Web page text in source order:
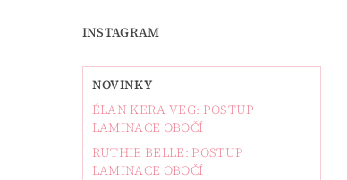
INSTAGRAM
NOVINKY
ÉLAN KERA VEG: POSTUP
LAMINACE OBOČÍ
RUTHIE BELLE: POSTUP
LAMINACE OBOČÍ